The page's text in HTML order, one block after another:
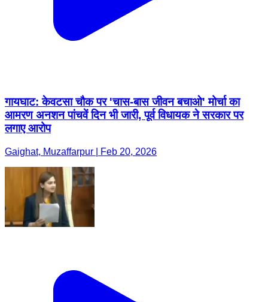
गायघाट: केवटसा चौक पर 'चास-बास जीवन बचाओ' मोर्चा का
आमरण अनशन पांचवें दिन भी जारी, पूर्व विधायक ने सरकार पर
लगाए आरोप
Gaighat, Muzaffarpur | Feb 20, 2026